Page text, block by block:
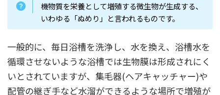
機物質を栄養として増殖する微生物が生成する、
いわゆる「ぬめり」と言われるものです。
一般的に、毎日浴槽を洗浄し、水を換え、浴槽水を
循環させないような浴槽では生物膜は形成されにく
いとされていますが、集毛器(ヘアキャッチャー)や
配管の継ぎ手など水溜ができるような場所で増殖が